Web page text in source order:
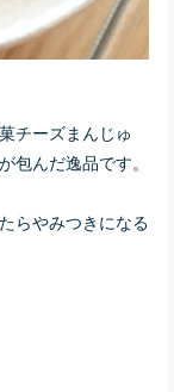
チーズまんじゅ
包んだ逸品です。
らやみつきになる